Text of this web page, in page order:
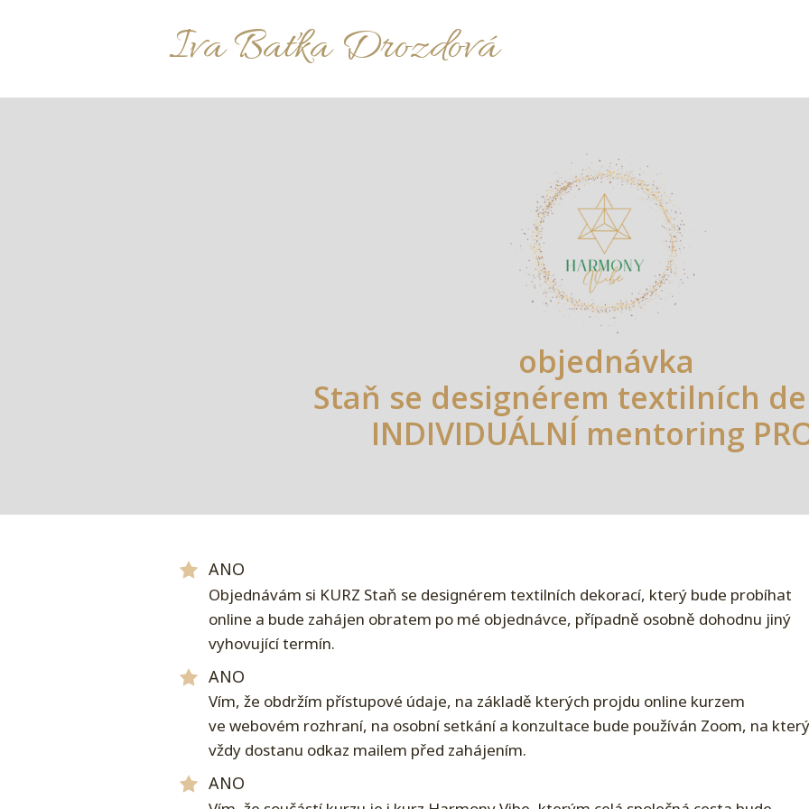
Iva Baťka Drozdová
objednávka
Staň se designérem textilních
INDIVIDUÁLNÍ mentoring
ANO
Objednávám si KURZ Staň se designérem textilních dekorací, který bude probíhat
online a bude zahájen obratem po mé objednávce, případně osobně dohodnu jiný
vyhovující termín.
ANO
Vím, že obdržím přístupové údaje, na základě kterých projdu online kurzem
ve webovém rozhraní, na osobní setkání a konzultace bude používán Zoom, na který
vždy dostanu odkaz mailem před zahájením.
ANO